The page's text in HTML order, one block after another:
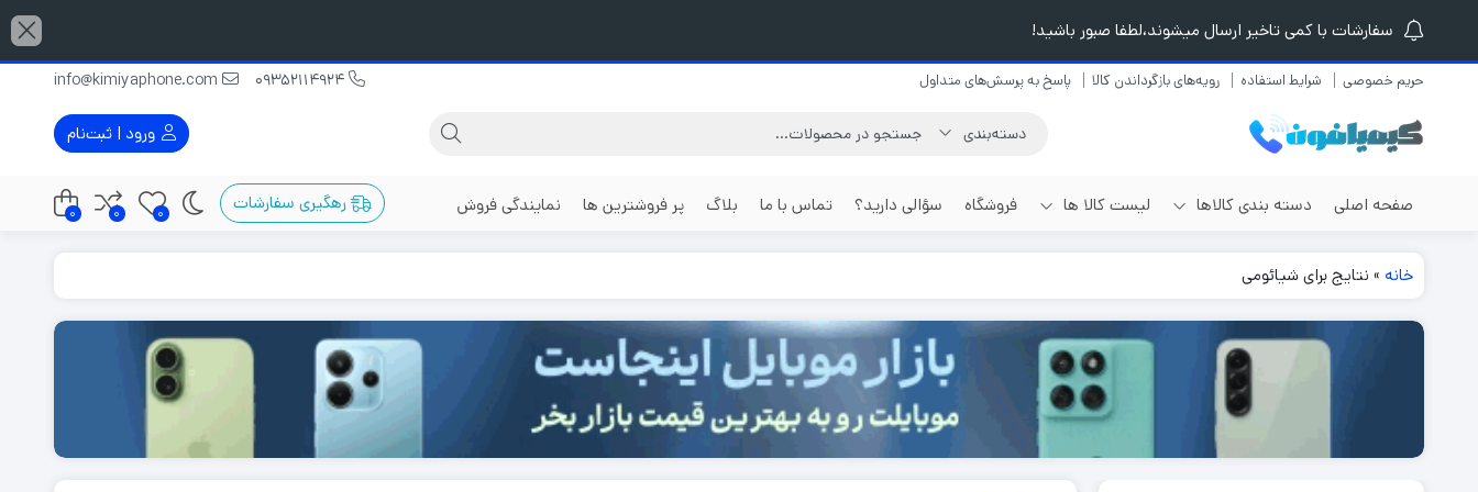
سفارشات با کمی تاخیر ارسال میشوند،لطفا صبور باشید!
حریم خصوصی شرایط استفاده رویه‌های بازگرداندن کالا پاسخ به پرسش‌های متداول 09352114924
ورود | ثبت‌نام
صفحه اصلی دسته بندی کالاها
گوشی سامسونگ
گوشی شیائومی
گوشی جنرال لوکس
گوشی ناتینگ فون
گوشی داریا
گوشی هواوی
گوشی بر اساس
قیمت
گوشی ارزان
گوشی موبایل قسطی
مگاپیکسل
مگاپیکسل
گوشی قاتل پرچمدار
گوشی پرچمدار
گوشی میان رده
گوشی گیمینگ
گوشی با رم 32 گیگابایت
لیست کالا ها
لیست لپ تاپ
لیست تبلت و کتابخوان
لیست هدفون و هندزفری
فروشگاه سؤالی دارید؟ تماس با ما بلاگ پر فروشترین ها نمایندگی فروش رهگیری سفارشات 0
0
0
خانه » نتایج برای شیائومی